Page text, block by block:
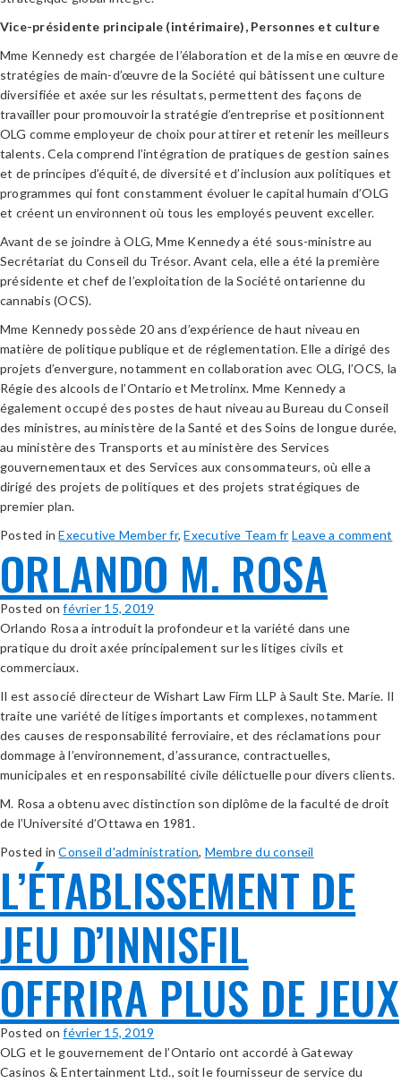
Vice-présidente principale (intérimaire), Personnes et culture
Mme Kennedy est chargée de l’élaboration et de la mise en œuvre de
stratégies de main-d’œuvre de la Société qui bâtissent une culture
diversifiée et axée sur les résultats, permettent des façons de
travailler pour promouvoir la stratégie d’entreprise et positionnent
OLG comme employeur de choix pour attirer et retenir les meilleurs
talents. Cela comprend l’intégration de pratiques de gestion saines
et de principes d’équité, de diversité et d’inclusion aux politiques et
programmes qui font constamment évoluer le capital humain d’OLG
et créent un environnent où tous les employés peuvent exceller.
Avant de se joindre à OLG, Mme Kennedy a été sous-ministre au
Secrétariat du Conseil du Trésor. Avant cela, elle a été la première
présidente et chef de l’exploitation de la Société ontarienne du
cannabis (OCS).
Mme Kennedy possède 20 ans d’expérience de haut niveau en
matière de politique publique et de réglementation. Elle a dirigé des
projets d’envergure, notamment en collaboration avec OLG, l’OCS, la
Régie des alcools de l’Ontario et Metrolinx. Mme Kennedy a
également occupé des postes de haut niveau au Bureau du Conseil
des ministres, au ministère de la Santé et des Soins de longue durée,
au ministère des Transports et au ministère des Services
gouvernementaux et des Services aux consommateurs, où elle a
dirigé des projets de politiques et des projets stratégiques de
premier plan.
Posted inExecutive Member fr,Executive Team fr Leave a comment
ORLANDO M. ROSA
Posted onfévrier 15, 2019
Orlando Rosa a introduit la profondeur et la variété dans une
pratique du droit axée principalement sur les litiges civils et
commerciaux.
Il est associé directeur de Wishart Law Firm LLP à Sault Ste. Marie. Il
traite une variété de litiges importants et complexes, notamment
des causes de responsabilité ferroviaire, et des réclamations pour
dommage à l’environnement, d’assurance, contractuelles,
municipales et en responsabilité civile délictuelle pour divers clients.
M. Rosa a obtenu avec distinction son diplôme de la faculté de droit
de l’Université d’Ottawa en 1981.
Posted inConseil d'administration, Membre du conseil
L’ÉTABLISSEMENT DE
JEU D’INNISFIL
OFFRIRA PLUS DE JEUX
Posted onfévrier 15, 2019
OLG et le gouvernement de l’Ontario ont accordé à Gateway
Casinos & Entertainment Ltd., soit le fournisseur de service du